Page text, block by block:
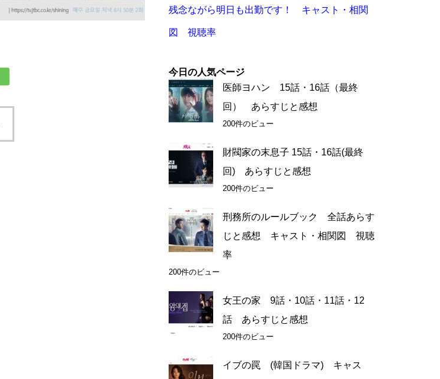
残念ながら明日も出勤です！ キャスト・相関
図 視聴率
今日の人気ページ
医師ヨハン 15話・16話（最終
回） あらすじと感想
200件のビュー
財閥家の末息子 15話・16話(最終
回) あらすじと感想
200件のビュー
刑務所のルールブック 全話あらす
じと感想 キャスト・相関図 視聴
率
200件のビュー
女王の家 9話・10話・11話・12
話 あらすじと感想
200件のビュー
イブの罠 (韓国ドラマ) キャス